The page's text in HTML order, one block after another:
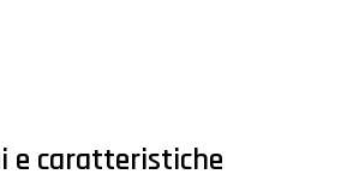
e caratteristiche